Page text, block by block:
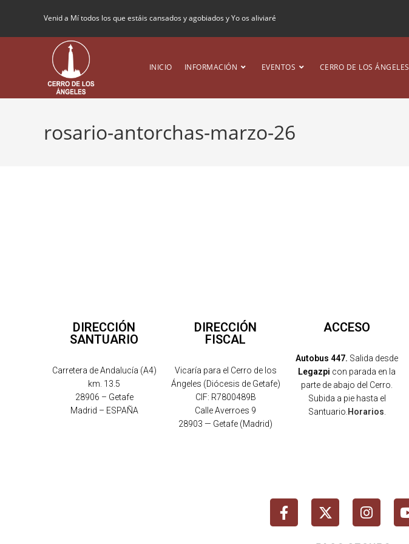
Venid a Mí todos los que estáis cansados y agobiados y Yo os aliviaré
INICIO INFORMACIÓN EVENTOS CERRO DE LOS ÁNGELES
rosario-antorchas-marzo-26
DIRECCIÓN
SANTUARIO
Carretera de Andalucía (A4)
km. 13.5
28906 – Getafe
Madrid – ESPAÑA
DIRECCIÓN
FISCAL
Vicaría para el Cerro de los
Ángeles (Diócesis de Getafe)
CIF: R7800489B
Calle Averroes 9
28903 — Getafe (Madrid)
ACCESO
Autobus 447. Salida desde
Legazpi con parada en la
parte de abajo del Cerro.
Subida a pie hasta el
Santuario. Horarios